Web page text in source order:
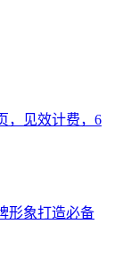
，见效计费，6
形象打造必备